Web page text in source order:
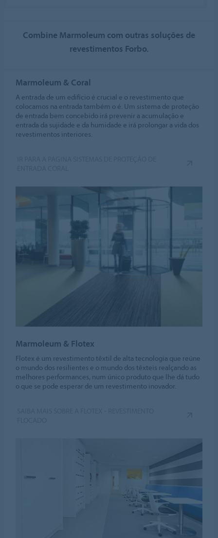
Combine Marmoleum com outras soluções de
revestimentos Forbo.
Marmoleum & Coral
A entrada de um edifício é crucial e o revestimento que
colocamos na entrada também o é. Um sistema de proteção
de entrada bem concebido irá prevenir a acumulação e
entrada da sujidade e da humidade e irá prolongar a vida dos
revestimentos interiores.
Marmoleum & Flotex
Flotex é um revestimento têxtil de alta tecnologia que reúne
o mundo dos resilientes e o mundo dos têxteis realçando as
melhores performances, num único produto que lhe dá tudo
o que se pode esperar de um revestimento inovador.